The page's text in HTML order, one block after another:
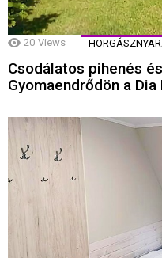
20 Views
Csodálatos pihenés
Gyomaendrődön a